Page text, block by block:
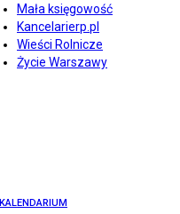
Mała księgowość
Kancelarierp.pl
Wieści Rolnicze
Życie Warszawy
KALENDARIUM